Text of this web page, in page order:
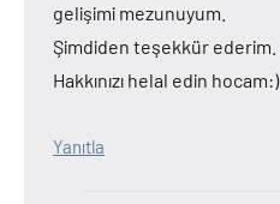
gelişimi mezunuyum.
Şimdiden teşekkür ederim.
Hakkınızı helal edin hocam:)
Yanıtla